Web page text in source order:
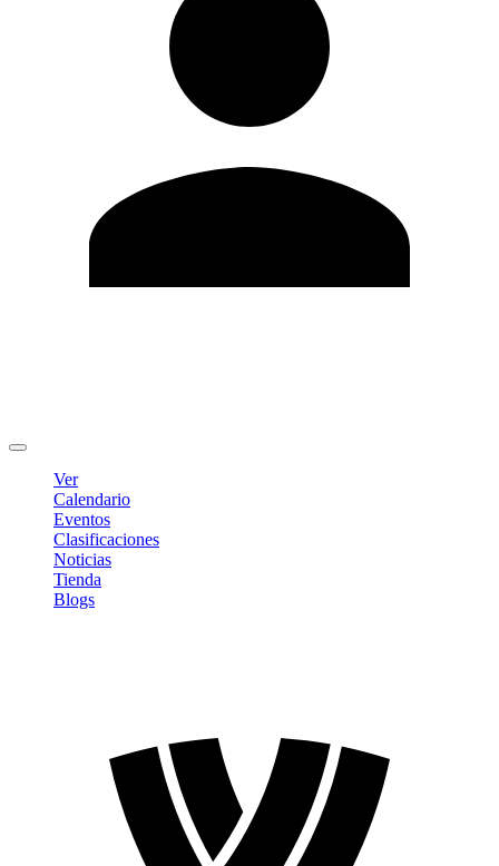
Ver
Calendario
Eventos
Clasificaciones
Noticias
Tienda
Blogs